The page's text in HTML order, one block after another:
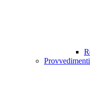
Provvedimenti